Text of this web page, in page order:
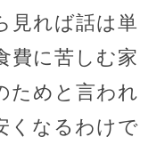
見れば話は単
費に苦しむ家
ためと言われ
くなるわけで